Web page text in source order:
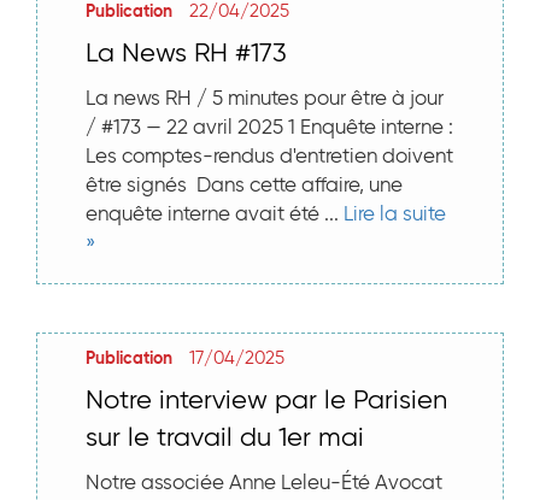
Publication 22/04/2025
La News RH #173
La news RH / 5 minutes pour être à jour
/ #173 — 22 avril 2025 1 Enquête interne :
Les comptes-rendus d'entretien doivent
être signés Dans cette affaire, une
enquête interne avait été ... Lire la suite
»
Publication 17/04/2025
Notre interview par le Parisien
sur le travail du 1er mai
Notre associée Anne Leleu-Été Avocat